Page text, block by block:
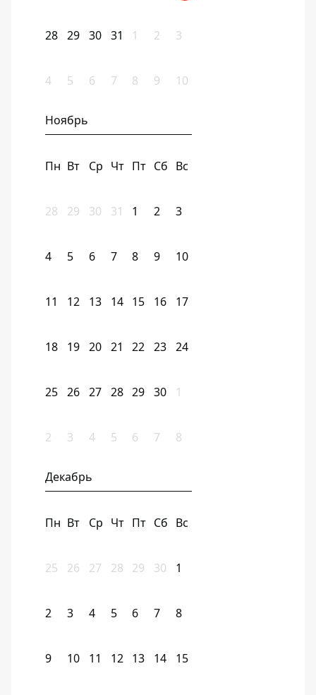
28 29 30 31 1 2 3
4 5 6 7 8 9 10
Ноябрь
Пн Вт Ср Чт Пт Сб Вс
28 29 30 31 1 2 3
4 5 6 7 8 9 10
11 12 13 14 15 16 17
18 19 20 21 22 23 24
25 26 27 28 29 30 1
2 3 4 5 6 7 8
Декабрь
Пн Вт Ср Чт Пт Сб Вс
25 26 27 28 29 30 1
2 3 4 5 6 7 8
9 10 11 12 13 14 15